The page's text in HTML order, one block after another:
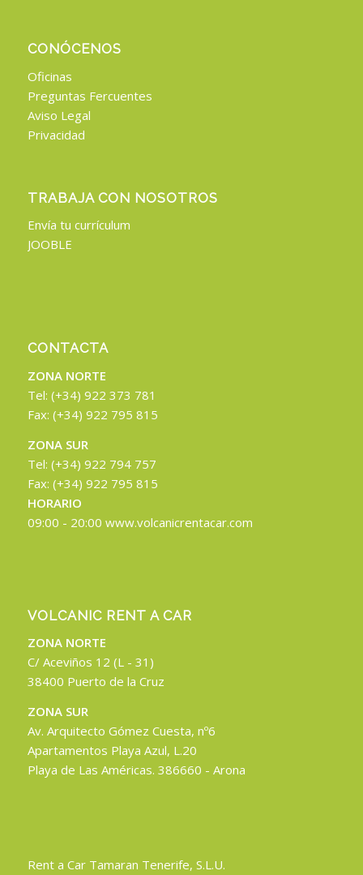
CONÓCENOS
Oficinas
Preguntas Fercuentes
Aviso Legal
Privacidad
TRABAJA CON NOSOTROS
Envía tu currículum
JOOBLE
CONTACTA
ZONA NORTE
Tel: (+34) 922 373 781
Fax: (+34) 922 795 815
ZONA SUR
Tel: (+34) 922 794 757
Fax: (+34) 922 795 815
HORARIO
09:00 - 20:00 www.volcanicrentacar.com
VOLCANIC RENT A CAR
ZONA NORTE
C/ Aceviños 12 (L - 31)
38400 Puerto de la Cruz
ZONA SUR
Av. Arquitecto Gómez Cuesta, nº6
Apartamentos Playa Azul, L.20
Playa de Las Américas. 386660 - Arona
Rent a Car Tamaran Tenerife, S.L.U.